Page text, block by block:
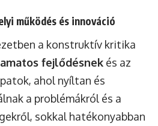
működés és innováció
a konstruktív kritika
fejlődésnek és az
ahol nyíltan és
a problémákról és a
sokkal hatékonyabban